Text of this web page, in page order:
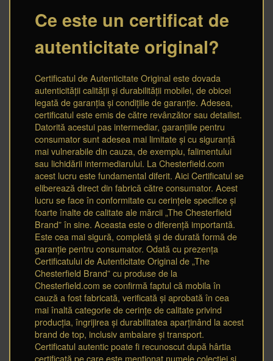
Ce este un certificat de
autenticitate original?
Certificatul de Autenticitate Original este dovada
autenticității calității și durabilității mobilei, de obicei
legată de garanția și condițiile de garanție. Adesea,
certificatul este emis de către revânzător sau detailist.
Datorită acestui pas intermediar, garanțiile pentru
consumator sunt adesea mai limitate și cu siguranță
mai vulnerabile din cauza, de exemplu, falimentului
sau lichidării intermediarului. La Chesterfield.com
acest lucru este fundamental diferit. Aici Certificatul se
eliberează direct din fabrică către consumator. Acest
lucru se face în conformitate cu cerințele specifice și
foarte înalte de calitate ale mărcii „The Chesterfield
Brand” în sine. Aceasta este o diferență importantă.
Este cea mai sigură, completă și de durată formă de
garanție pentru consumator. Odată cu prezența
Certificatului de Autenticitate Original de „The
Chesterfield Brand” cu produse de la
Chesterfield.com se confirmă faptul că mobila în
cauză a fost fabricată, verificată și aprobată în cea
mai înaltă categorie de cerințe de calitate privind
producția, îngrijirea și durabilitatea aparținând la acest
brand de top, inclusiv ambalare și transport.
Certificatul autentic poate fi recunoscut după hârtia
certificată pe care este menționat numele colecției și